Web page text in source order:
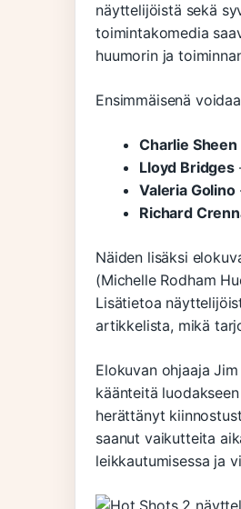
näyttelijöistä sekä
toimintakomedia
huumorin ja
Ensimmäisenä
Charlie Sheen
Lloyd Bridges
Valeria Golino
Richard
Näiden lisäksi
(Michelle Rodham
Lisätietoa
artikkelista, mikä
Elokuvan ohjaaja
käänteitä
herättänyt
saanut vaikutteita
leikkautumisessa ja